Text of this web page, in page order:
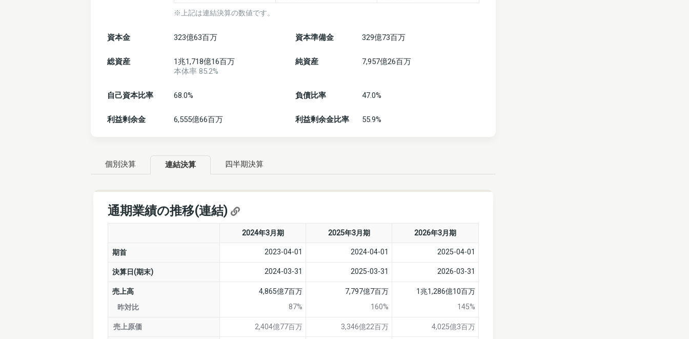
※上記は連結決算の数値です。
資本金 323億63百万 資本準備金 329億73百万
総資産
1兆1,718億16百万
本体率 85.2%
純資産 7,957億26百万
自己資本比率 68.0% 負債比率 47.0%
利益剰余金 6,555億66百万 利益剰余金比率 55.9%
個別決算 連結決算 四半期決算
通期業績の推移(連結)
2024年3月期 2025年3月期 2026年3月期
期首 2023-04-01 2024-04-01 2025-04-01
決算日(期末) 2024-03-31 2025-03-31 2026-03-31
売上高
昨対比
4,865億7百万
87%
7,797億7百万
160%
1兆1,286億10百万
145%
売上原価 2,404億77百万 3,346億22百万 4,025億3百万